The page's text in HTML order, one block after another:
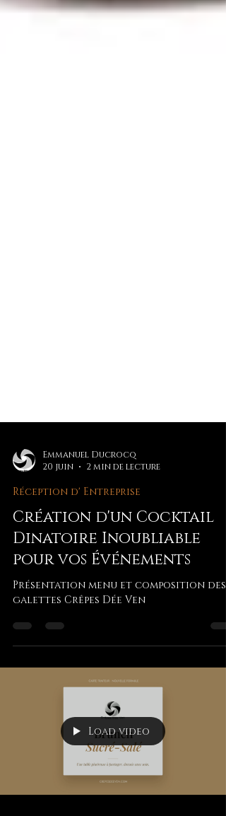
Emmanuel Ducrocq
Réception d' Entreprise
Création d'un Cocktail
Dinatoire Inoubliable
pour vos Événements
Présentation menu et composition des
Load video